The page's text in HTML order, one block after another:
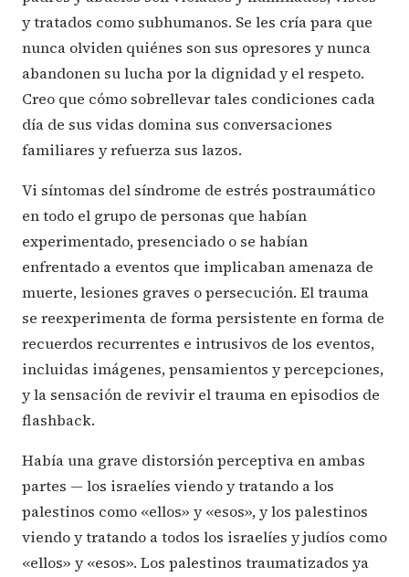
y tratados como subhumanos. Se les cría para que
nunca olviden quiénes son sus opresores y nunca
abandonen su lucha por la dignidad y el respeto.
Creo que cómo sobrellevar tales condiciones cada
día de sus vidas domina sus conversaciones
familiares y refuerza sus lazos.
Vi síntomas del síndrome de estrés postraumático
en todo el grupo de personas que habían
experimentado, presenciado o se habían
enfrentado a eventos que implicaban amenaza de
muerte, lesiones graves o persecución. El trauma
se reexperimenta de forma persistente en forma de
recuerdos recurrentes e intrusivos de los eventos,
incluidas imágenes, pensamientos y percepciones,
y la sensación de revivir el trauma en episodios de
flashback.
Había una grave distorsión perceptiva en ambas
partes — los israelíes viendo y tratando a los
palestinos como «ellos» y «esos», y los palestinos
viendo y tratando a todos los israelíes y judíos como
«ellos» y «esos». Los palestinos traumatizados ya